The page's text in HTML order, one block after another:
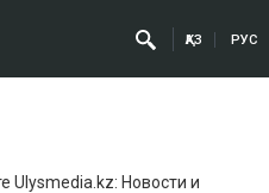
ҚАЗ РУС
Ulysmedia.kz: Новости и